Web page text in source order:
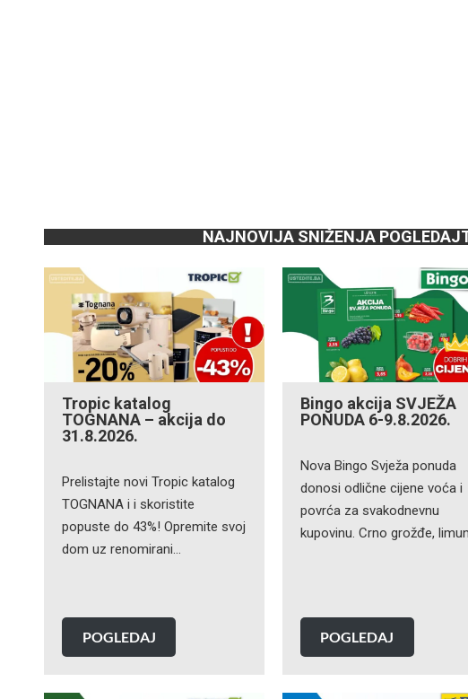
NAJNOVIJA SNIŽENJA
Tropic katalog
TOGNANA – akcija do
31.8.2026.
Prelistajte novi Tropic katalog
TOGNANA i i skoristite
popuste do 43%! Opremite svoj
dom uz renomirani…
POGLEDAJ
Bingo akcija SVJEŽA
PONUDA 6-9.8.2026.
Nova Bingo Svježa ponuda
donosi odlične cijene voća i
povrća za svakodnevnu
kupovinu. Crno grožđe,
POGLEDAJ